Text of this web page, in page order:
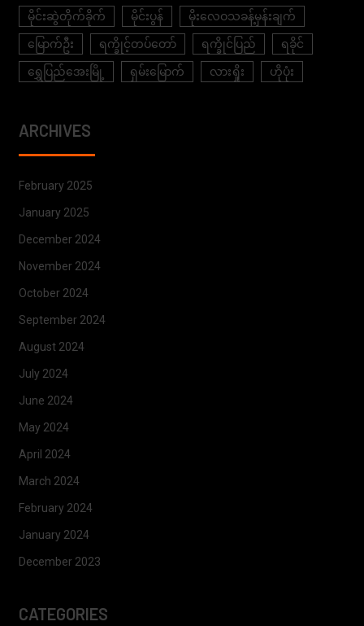
မိုင်းဆွဲတိုက်ခိုက် မိုင်းပွန် မိုးလေဝသခန့်မှန်းချက်
မြောက်ဦး ရက္ခိုင့်တပ်တော် ရက္ခိုင်ပြည် ရခိုင်
ရွှေပြည်အေးမြို့ ရှမ်းမြောက် လားရှိုး ဟိုပုံး
ARCHIVES
February 2025
January 2025
December 2024
November 2024
October 2024
September 2024
August 2024
July 2024
June 2024
May 2024
April 2024
March 2024
February 2024
January 2024
December 2023
CATEGORIES